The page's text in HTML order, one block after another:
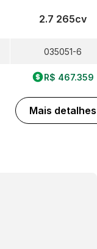
2.7 265cv
035051-6
R$ 467.359
Mais detalhes